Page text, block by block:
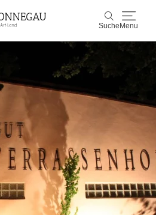
Suche Menu
& Erleben
& Genuss
& Events
& Service